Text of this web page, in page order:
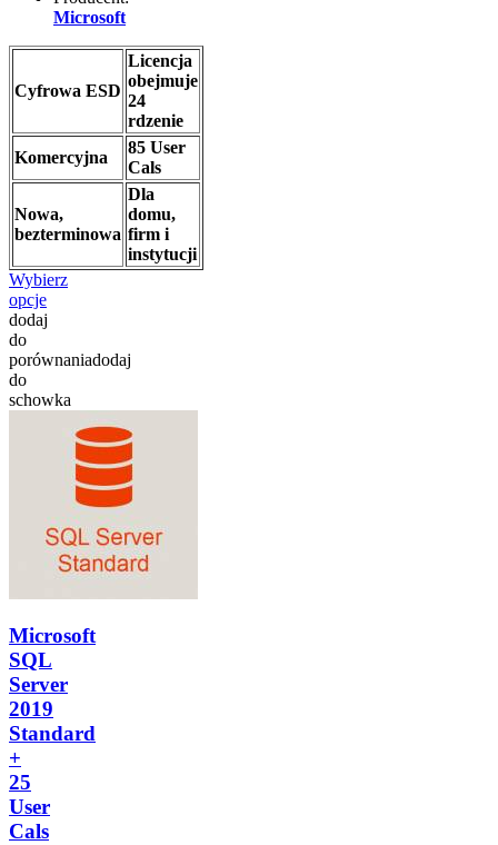
Microsoft
Cyfrowa ESD
Licencja
obejmuje
24
rdzenie
Komercyjna
85 User
Cals
Nowa,
bezterminowa
Dla
domu,
firm i
instytucji
Wybierz
opcje
dodaj
do
porównaniadodaj
do
schowka
Microsoft
SQL
Server
2019
Standard
+
25
User
Cals